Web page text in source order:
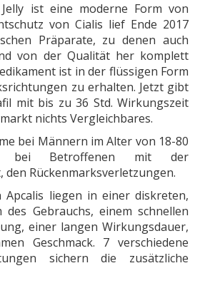
ist eine moderne Form von
von Cialis lief Ende 2017
Präparate, zu denen auch
von der Qualität her komplett
ist in der flüssigen Form
zu erhalten. Jetzt gibt
mit bis zu 36 Std. Wirkungszeit
nichts Vergleichbares.
bei Männern im Alter von 18-80
bei Betroffenen mit der
den Rückenmarksverletzungen.
Apcalis liegen in einer diskreten,
des Gebrauchs, einem schnellen
einer langen Wirkungsdauer,
Geschmack. 7 verschiedene
sichern die zusätzliche